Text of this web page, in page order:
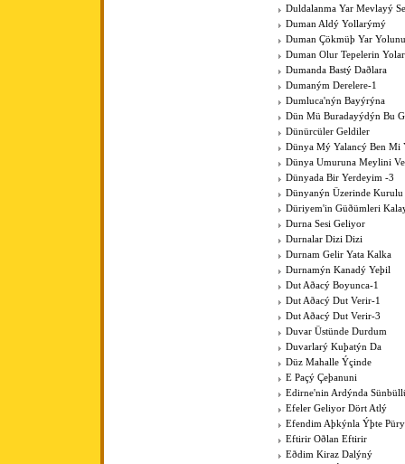
Duldalanma Yar Mevlayý
Duman Aldý Yollarýmý
Duman Çökmüþ Yar
Duman Olur Tepelerin
Dumanda Bastý Daðlara
Dumaným Derelere-1
Dumluca'nýn Bayýrýna
Dün Mü Buradayýdýn Bu
Dünürcüler Geldiler
Dünya Mý Yalancý Ben Mi
Dünya Umuruna Meylini
Dünyada Bir Yerdeyim -3
Dünyanýn Üzerinde
Düriyem'in Güðümleri
Durna Sesi Geliyor
Durnalar Dizi Dizi
Durnam Gelir Yata Kalka
Durnamýn Kanadý Yeþil
Dut Aðacý Boyunca-1
Dut Aðacý Dut Verir-1
Dut Aðacý Dut Verir-3
Duvar Üstünde Durdum
Duvarlarý Kuþatýn Da
Düz Mahalle Ýçinde
E Paçý Çeþanuni
Edirne'nin Ardýnda
Efeler Geliyor Dört Atlý
Efendim Aþkýnla Ýþte
Eftirir Oðlan Eftirir
Eðdim Kiraz Dalýný